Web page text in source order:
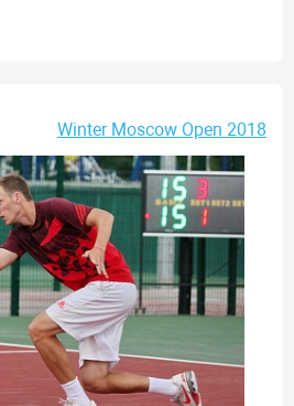
Winter Moscow Open 2018